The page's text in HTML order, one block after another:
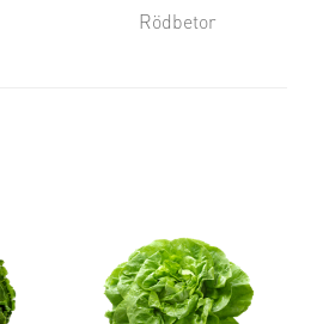
Rödbetor